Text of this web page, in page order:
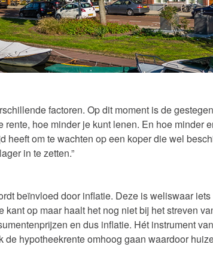
factoren. Op dit moment is de
hoe minder je kunt lenen. En hoe minder
heeft om te wachten op een koper die wel
in te zetten.”
beïnvloed door inflatie. Deze is weliswaar
op maar haalt het nog niet bij het streven
en dus inflatie. Hét instrument
hypotheekrente omhoog gaan waardoor